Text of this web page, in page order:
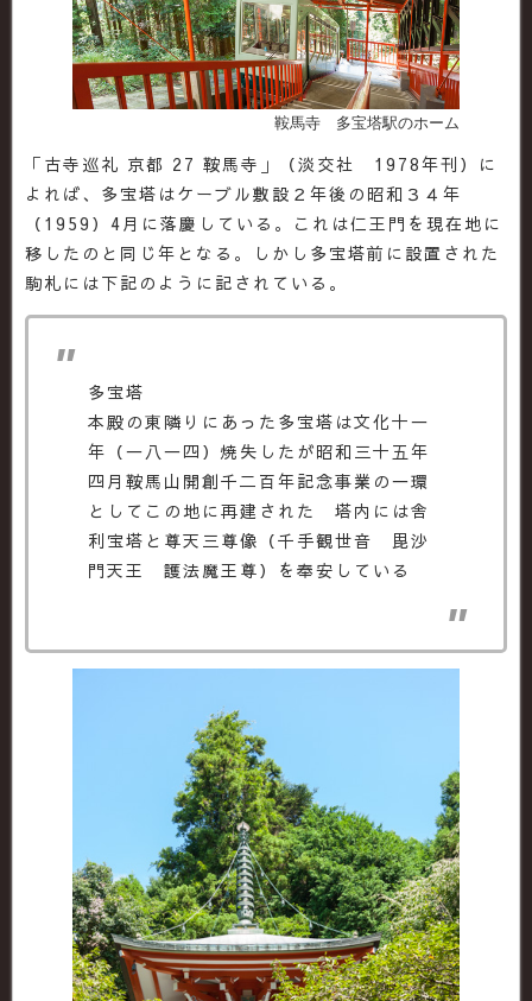
鞍馬寺 多宝塔駅のホーム
「古寺巡礼 京都 27 鞍馬寺」（淡交社 1978年刊）に
よれば、多宝塔はケーブル敷設２年後の昭和３４年
（1959）4月に落慶している。これは仁王門を現在地に
移したのと同じ年となる。しかし多宝塔前に設置された
駒札には下記のように記されている。
多宝塔
本殿の東隣りにあった多宝塔は文化十一
年（一八一四）焼失したが昭和三十五年
四月鞍馬山開創千二百年記念事業の一環
としてこの地に再建された 塔内には舎
利宝塔と尊天三尊像（千手観世音 毘沙
門天王 護法魔王尊）を奉安している